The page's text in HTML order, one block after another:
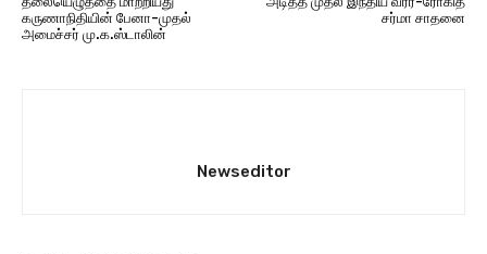
கருணாநிதியின் பேனா-முதல்
அமைச்சர் மு.க.ஸ்டாலின்
சர்மா சாதனை
Newseditor